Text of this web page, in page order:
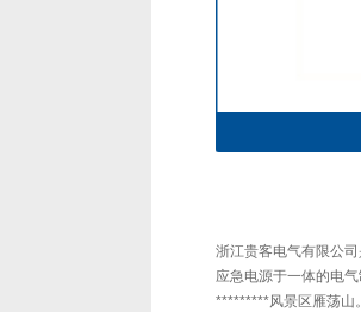
浙江贵客电气有限公
应急电源于一体的电
*********风景区雁荡山